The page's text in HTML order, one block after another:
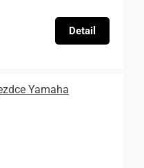
Detail
Yamaha